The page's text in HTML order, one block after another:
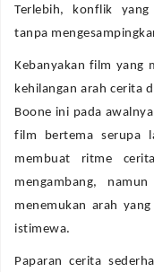
Terlebih, konflik
tanpa
Kebanyakan film yang
kehilangan arah cerita
Boone ini pada
film bertema serupa
membuat ritme
mengambang,
menemukan arah
istimewa.
Paparan cerita